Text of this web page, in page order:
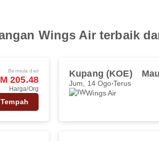
Wings Air terbaik
Bermula dari
205.48
Harga/Org
Tempah
Kupang (KOE)
Jum, 14 Ogo Terus
Wings Air